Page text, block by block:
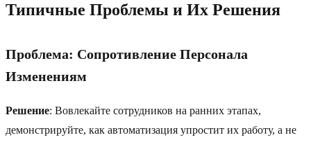
Типичные Проблемы и Их Решения
Проблема: Сопротивление Персонала
Изменениям
Решение: Вовлекайте сотрудников на ранних этапах,
демонстрируйте, как автоматизация упростит их работу, а не